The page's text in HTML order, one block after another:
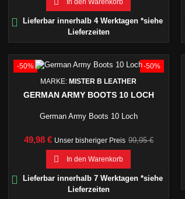

Lieferbar innerhalb 4 Werktagen *siehe
Lieferzeiten
-50%
-50%
MARKE: MISTER B LEATHER
GERMAN ARMY BOOTS 10 LOCH
German Army Boots 10 Loch
Preis
49,98 € Unser bisheriger Preis Verkaufspreis
99,95 €
 In den Warenkorb

Lieferbar innerhalb 7 Werktagen *siehe
Lieferzeiten